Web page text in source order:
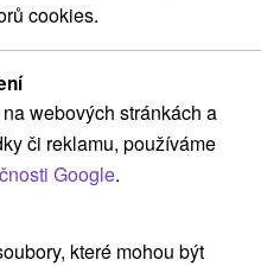
kraj
akci(37)
pobyty(50)
cookies.
webových stránkách a
či reklamu, používáme
Google.
které mohou být